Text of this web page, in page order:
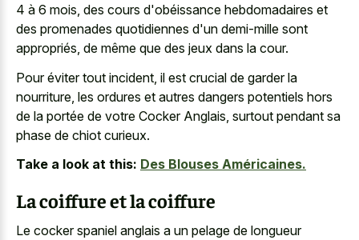
4 à 6 mois, des cours d'obéissance hebdomadaires et
des promenades quotidiennes d'un demi-mille sont
appropriés, de même que des jeux dans la cour.
Pour éviter tout incident, il est crucial de garder la
nourriture, les ordures et autres dangers potentiels hors
de la portée de votre Cocker Anglais, surtout pendant sa
phase de chiot curieux.
Take a look at this: Des Blouses Américaines.
La coiffure et la coiffure
Le cocker spaniel anglais a un pelage de longueur